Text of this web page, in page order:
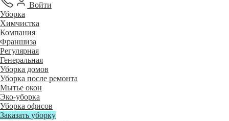
Войти
Уборка
Химчистка
Компания
Франшиза
Регулярная
Генеральная
Уборка домов
Уборка после ремонта
Мытье окон
Эко-уборка
Уборка офисов
Заказать уборку